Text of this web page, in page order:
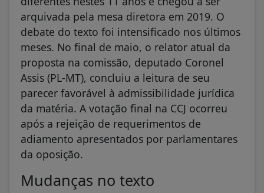
arquivada pela mesa diretora em 2019. O
debate do texto foi intensificado nos últimos
meses. No final de maio, o relator atual da
proposta na comissão, deputado Coronel
Assis (PL-MT), concluiu a leitura de seu
parecer favorável à admissibilidade jurídica
da matéria. A votação final na CCJ ocorreu
após a rejeição de requerimentos de
adiamento apresentados por parlamentares
da oposição.
Mudanças no texto